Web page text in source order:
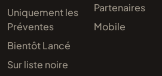
Uniquement les
Préventes
Bientôt Lancé
Sur liste noire
Partenaires
Mobile